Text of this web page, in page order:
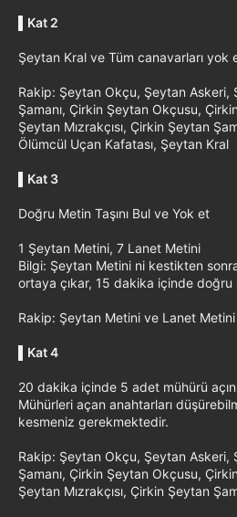
Kat 2
Şeytan Kral ve Tüm canavarları yok
Rakip: Şeytan Okçu, Şeytan Askeri,
Şamanı, Çirkin Şeytan Okçusu,
Şeytan Mızrakçısı, Çirkin Şeytan
Ölümcül Uçan Kafatası, Şeytan Kral
Kat 3
Doğru Metin Taşını Bul ve Yok et
1 Şeytan Metini, 7 Lanet Metini
Bilgi: Şeytan Metini ni kestikten
ortaya çıkar, 15 dakika içinde doğru
Rakip: Şeytan Metini ve Lanet
Kat 4
20 dakika içinde 5 adet mühürü
Mühürleri açan anahtarları
kesmeniz gerekmektedir.
Rakip: Şeytan Okçu, Şeytan Askeri,
Şamanı, Çirkin Şeytan Okçusu,
Şeytan Mızrakçısı, Çirkin Şeytan